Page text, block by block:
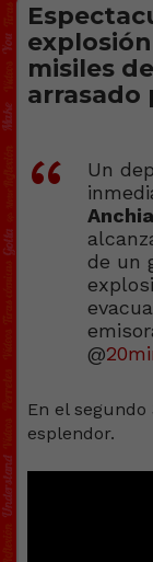
misiles
arrasado
Un
de un
@
En el
esplendor.